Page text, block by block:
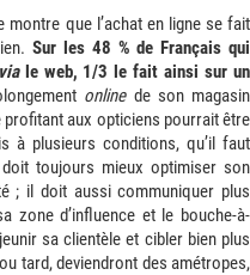
que l’achat en ligne se fait
Sur les 48 % de Français qui
viale web, 1/3 le fait ainsi sur un
onlinede son magasin
profitant aux opticiens pourrait être
à plusieurs conditions, qu’il faut
toujours mieux optimiser son
; il doit aussi communiquer plus
zone d’influence et le bouche-à-
sa clientèle et cibler bien plus
tard, deviendront des amétropes,